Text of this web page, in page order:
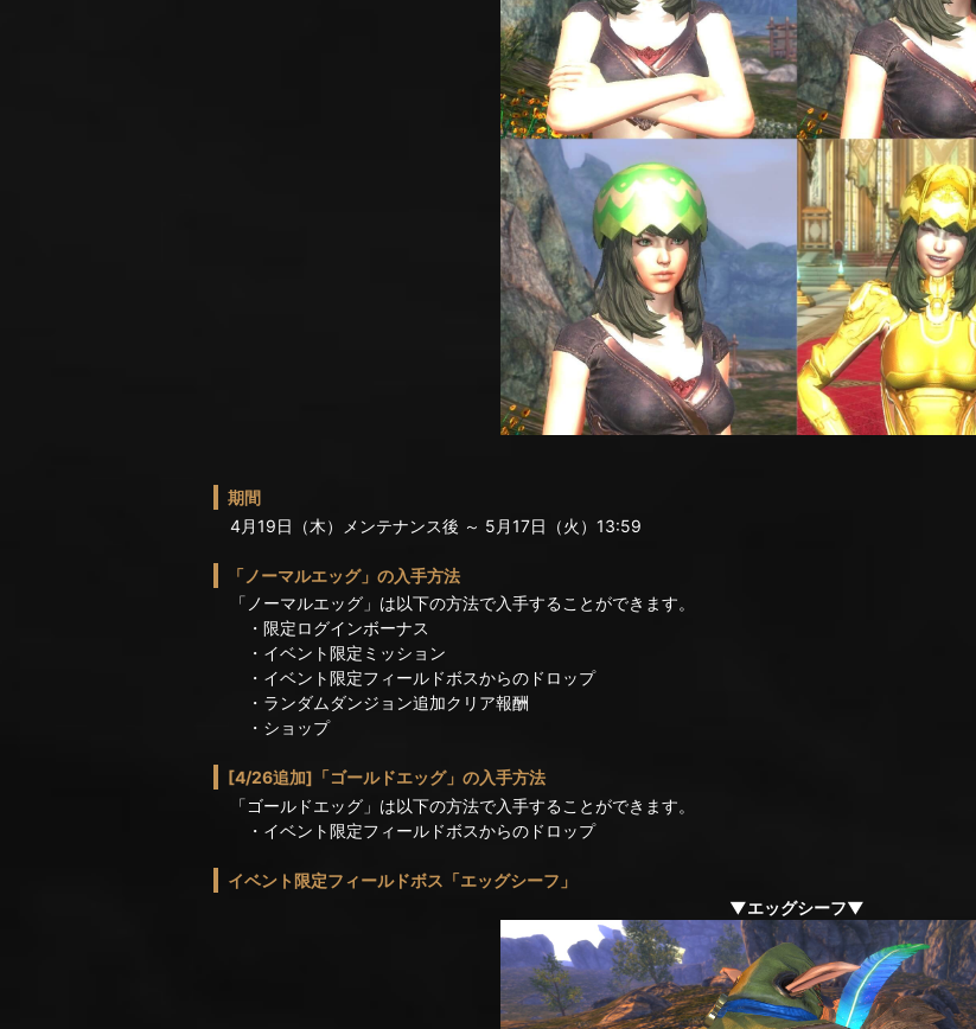
期間
4月19日（木）メンテナンス後 ～ 5月17日（火）13:59
「ノーマルエッグ」の入手方法
「ノーマルエッグ」は以下の方法で入手することができます。
・限定ログインボーナス
・イベント限定ミッション
・イベント限定フィールドボスからのドロップ
・ランダムダンジョン追加クリア報酬
・ショップ
[4/26追加]「ゴールドエッグ」の入手方法
「ゴールドエッグ」は以下の方法で入手することができます。
・イベント限定フィールドボスからのドロップ
イベント限定フィールドボス「エッグシーフ」
▼エッグシーフ▼